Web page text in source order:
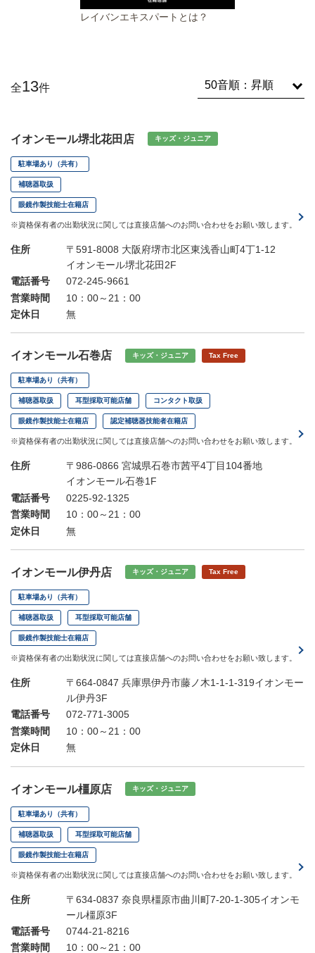
全13件
イオンモール堺北花田店 キッズ・ジュニア
駐車場あり（共有）
補聴器取扱
眼鏡作製技能士在籍店
※資格保有者の出勤状況に関しては直接店舗へのお問い合わせをお願い致します。
住所
〒591-8008 大阪府堺市北区東浅香山町4丁1-12
イオンモール堺北花田2F
電話番号
072-245-9661
営業時間
10：00～21：00
定休日
無
イオンモール石巻店 キッズ・ジュニア Tax Free
駐車場あり（共有）
補聴器取扱 耳型採取可能店舗 コンタクト取扱
眼鏡作製技能士在籍店 認定補聴器技能者在籍店
※資格保有者の出勤状況に関しては直接店舗へのお問い合わせをお願い致します。
住所
〒986-0866 宮城県石巻市茜平4丁目104番地
イオンモール石巻1F
電話番号
0225-92-1325
営業時間
10：00～21：00
定休日
無
イオンモール伊丹店 キッズ・ジュニア Tax Free
駐車場あり（共有）
補聴器取扱 耳型採取可能店舗
眼鏡作製技能士在籍店
※資格保有者の出勤状況に関しては直接店舗へのお問い合わせをお願い致します。
住所
〒664-0847 兵庫県伊丹市藤ノ木1-1-1-319イオンモー
ル伊丹3F
電話番号
072-771-3005
営業時間
10：00～21：00
定休日
無
イオンモール橿原店 キッズ・ジュニア
駐車場あり（共有）
補聴器取扱 耳型採取可能店舗
眼鏡作製技能士在籍店
※資格保有者の出勤状況に関しては直接店舗へのお問い合わせをお願い致します。
住所
〒634-0837 奈良県橿原市曲川町7-20-1-305イオンモ
ール橿原3F
電話番号
0744-21-8216
営業時間
10：00～21：00
レイバンエキスパートとは？